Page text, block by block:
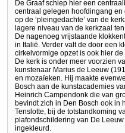
De Graaf schiep hier een
centraal gelegen hoofdingang
op de ‘pleingedachte’ van de
lagere niveau van de kerkzaal
De nagenoeg vrijstaande
in Italië. Verder valt de door een
cirkelvormige opzet is ook hier
De kerk is onder meer voorzien
kunstenaar Marius de Leeuw
en mozaïeken. Hij maakte
Bosch aan de kunstacademies
Heinrich Campendonk die van
bevindt zich in Den Bosch ook in
Tenslotte, bij de totstandkoming
plafondschildering van De
ingekleurd.